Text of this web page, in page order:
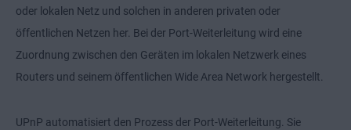
oder lokalen Netz und solchen in anderen privaten oder
öffentlichen Netzen her. Bei der Port-Weiterleitung wird eine
Zuordnung zwischen den Geräten im lokalen Netzwerk eines
Routers und seinem öffentlichen Wide Area Network hergestellt.
UPnP automatisiert den Prozess der Port-Weiterleitung. Sie